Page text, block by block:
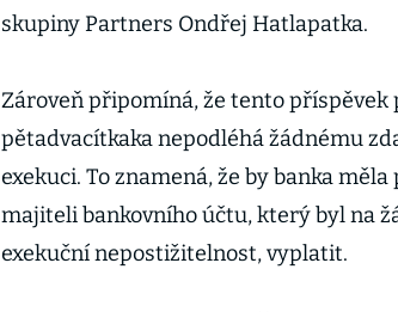
skupiny Partners Ondřej Hatlapatka.
Zároveň připomíná, že tento příspěvek
pětadvacítkaka nepodléhá žádnému
exekuci. To znamená, že by banka
majiteli bankovního účtu, který byl na
exekuční nepostižitelnost, vyplatit.